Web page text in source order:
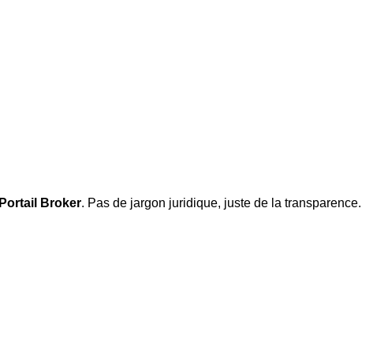
Portail Broker. Pas de jargon juridique, juste de la transparence.